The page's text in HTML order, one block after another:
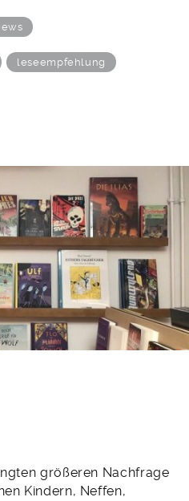
leseempfehlung
größeren Nachfrage
Kindern, Neffen,